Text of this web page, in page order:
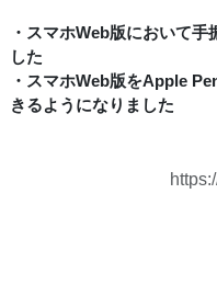
・スマホWeb版において
した
・スマホWeb版をApple
きるようになりました